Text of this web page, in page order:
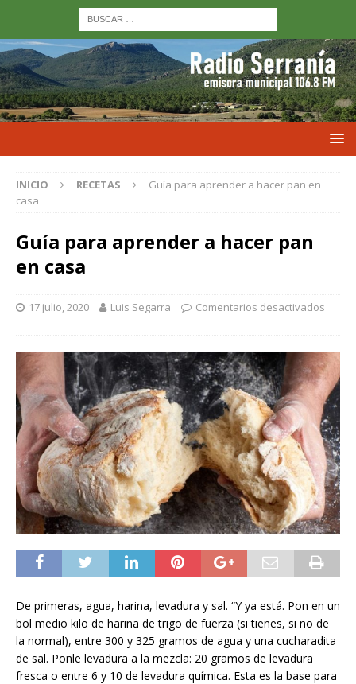
INICIO RECETAS
Guía para aprender a hacer pan en
casa
Guía para aprender a hacer pan
en casa
17 julio, 2020 Luis Segarra Comentarios desactivados
De primeras, agua, harina, levadura y sal. “Y ya está. Pon en un
bol medio kilo de harina de trigo de fuerza (si tienes, si no de
la normal), entre 300 y 325 gramos de agua y una cucharadita
de sal. Ponle levadura a la mezcla: 20 gramos de levadura
fresca o entre 6 y 10 de levadura química. Esta es la base para